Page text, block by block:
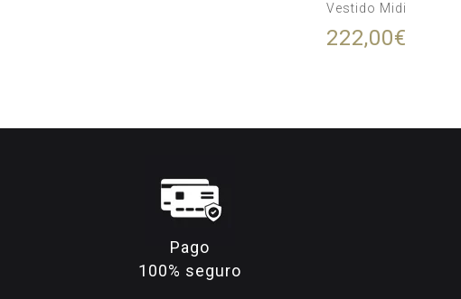
Vestido Midi
222,00€
Pago
100% seguro